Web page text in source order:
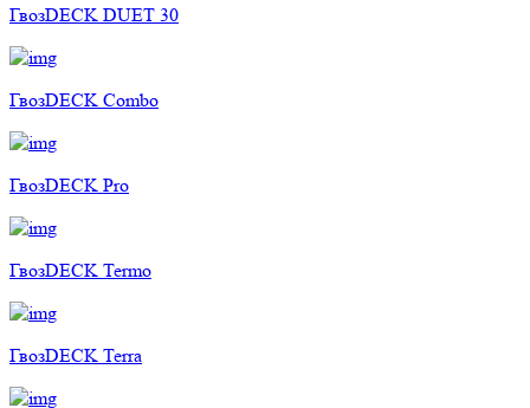
ГвозDECK DUET 30
ГвозDECK Combo
ГвозDECK Pro
ГвозDECK Termo
ГвозDECK Terra